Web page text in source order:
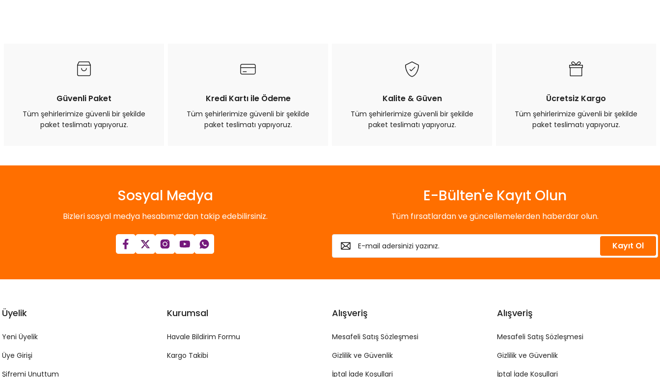
Ürün bilgilerinde hatalar bulunuyor.
Bu ürüne benzer farklı alternatifler olmalı.
Güvenli Paket
Tüm şehirlerimize güvenli bir şekilde
paket teslimatı yapıyoruz.
Kredi Kartı ile Ödeme
Tüm şehirlerimize güvenli bir şekilde
paket teslimatı yapıyoruz.
Kalite & Güven
Tüm şehirlerimize güvenli bir şekilde
paket teslimatı yapıyoruz.
Ücretsiz Kargo
Tüm şehirlerimize güvenli bir şekilde
paket teslimatı yapıyoruz.
Sosyal Medya
Bizleri sosyal medya hesabımız’dan takip edebilirsiniz.
E-Bülten'e Kayıt Olun
Tüm fırsatlardan ve güncellemelerden haberdar olun.
Kayıt Ol
Üyelik
Yeni Üyelik
Üye Girişi
Şifremi Unuttum
Kurumsal
Havale Bildirim Formu
Kargo Takibi
Alışveriş
Mesafeli Satış Sözleşmesi
Gizlilik ve Güvenlik
İptal İade Koşullari
Alışveriş
Mesafeli Satış Sözleşmesi
Gizlilik ve Güvenlik
İptal İade Koşullari